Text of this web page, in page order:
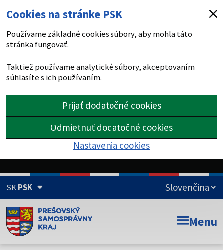
Cookies na stránke PSK
Používame základné cookies súbory, aby mohla táto
stránka fungovať.
Taktiež používame analytické súbory, akceptovaním
súhlasíte s ich používaním.
Prijať dodatočné cookies
Odmietnuť dodatočné cookies
Nastavenia cookies
SKPSK
Doména psk.sk je oficiálna
Toto je oficiálna webová stránka Prešovského
Menu